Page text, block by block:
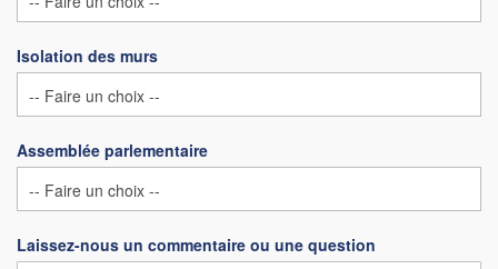
Isolation des murs
Assemblée parlementaire
Laissez-nous un commentaire ou une question